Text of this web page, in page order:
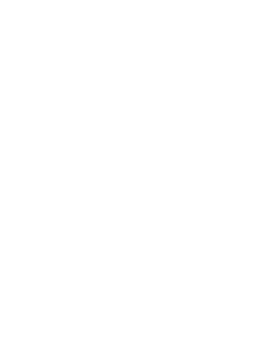
či vanou. Pokoje disponují také
vstupem do bazénu z terasy